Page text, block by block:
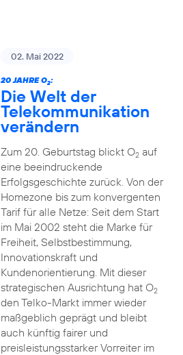
02. Mai 2022
20 JAHRE O2:
Die Welt der
Telekommunikation
verändern
Zum 20. Geburtstag blickt O2auf
eine beeindruckende
Erfolgsgeschichte zurück. Von der
Homezone bis zum konvergenten
Tarif für alle Netze: Seit dem Start
im Mai 2002 steht die Marke für
Freiheit, Selbstbestimmung,
Innovationskraft und
Kundenorientierung. Mit dieser
strategischen Ausrichtung hat O2
den Telko-Markt immer wieder
maßgeblich geprägt und bleibt
auch künftig fairer und
preisleistungsstarker Vorreiter im